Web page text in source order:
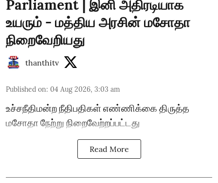
Parliament | இனி அதிரடியாக
உயரும் - மத்திய அரசின் மசோதா
நிறைவேறியது
thanthitv
Published on: 04 Aug 2026, 3:03 am
உச்சநீதிமன்ற நீதிபதிகள் எண்ணிக்கை திருத்த
மசோதா நேற்று நிறைவேற்றப்பட்டது
Read More